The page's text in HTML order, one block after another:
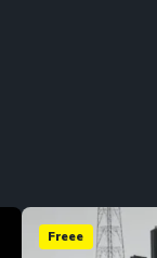
Freee